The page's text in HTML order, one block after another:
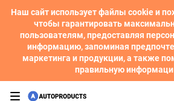
Наш сайт использует файлы cookie и
чтобы гарантировать
пользователям, предоставляя
информацию, запоминая
маркетинга и продукции, а также
правильную